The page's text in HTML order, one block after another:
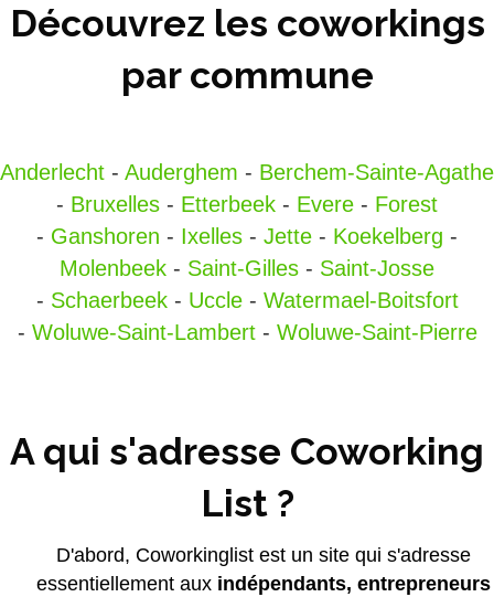
Découvrez les coworkings
par commune
Anderlecht - Auderghem - Berchem-Sainte-Agathe
- Bruxelles - Etterbeek - Evere - Forest
- Ganshoren - Ixelles - Jette - Koekelberg -
Molenbeek - Saint-Gilles - Saint-Josse
- Schaerbeek- Uccle- Watermael-Boitsfort
- Woluwe-Saint-Lambert - Woluwe-Saint-Pierre
A qui s'adresse Coworking
List ?
D'abord, Coworkinglist est un site qui s'adresse
essentiellement aux indépendants, entrepreneurs